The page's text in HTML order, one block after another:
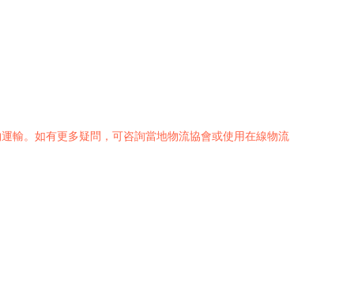
輸。如有更多疑問，可咨詢當地物流協會或使用在線物流